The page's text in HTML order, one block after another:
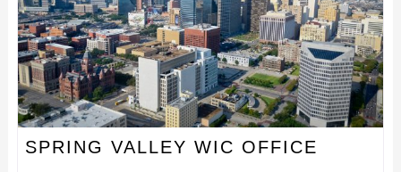
SPRING VALLEY WIC OFFICE